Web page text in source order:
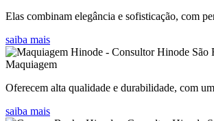
Elas combinam elegância e sofisticação, com
saiba mais
Maquiagem
Oferecem alta qualidade e durabilidade, com
saiba mais